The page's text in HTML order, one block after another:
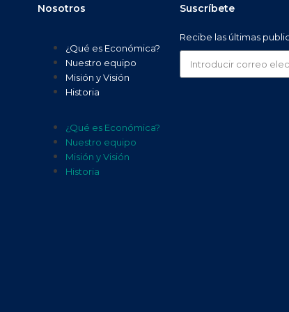
Nosotros
¿Qué es Económica?
Nuestro equipo
Misión y Visión
Historia
¿Qué es Económica?
Nuestro equipo
Misión y Visión
Historia
Suscríbete
Recibe las últimas